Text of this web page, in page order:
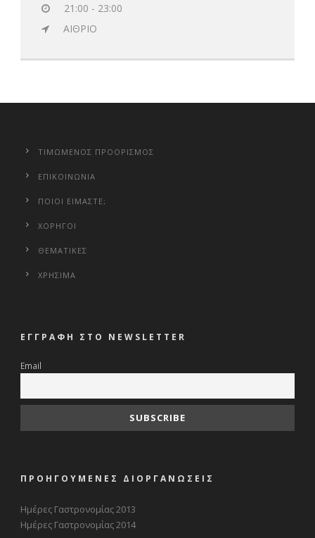
21:00 - 23:00
ΑΙΘΡΙΟ
ΤΙΜΩΜΕΝΟΣ ΠΡΟΟΡΙΣΜΟΣ
ΕΠΙΚΟΙΝΩΝΙΑ
ΠΟΙΟΙ ΕΙΜΑΣΤΕ;
ΧΟΡΗΓΟΙ
ΘΕΜΑΤΙΚΕΣ
ΧΡΗΣΙΜΑ
ΕΓΓΡΑΦΗ ΣΤΟ NEWSLETTER
Email
ΠΡΟΗΓΟΥΜΕΝΕΣ ΔΙΟΡΓΑΝΩΣΕΙΣ
Ημέρες Γαστρονομίας 2013
Ημέρες Γαστρονομίας 2014